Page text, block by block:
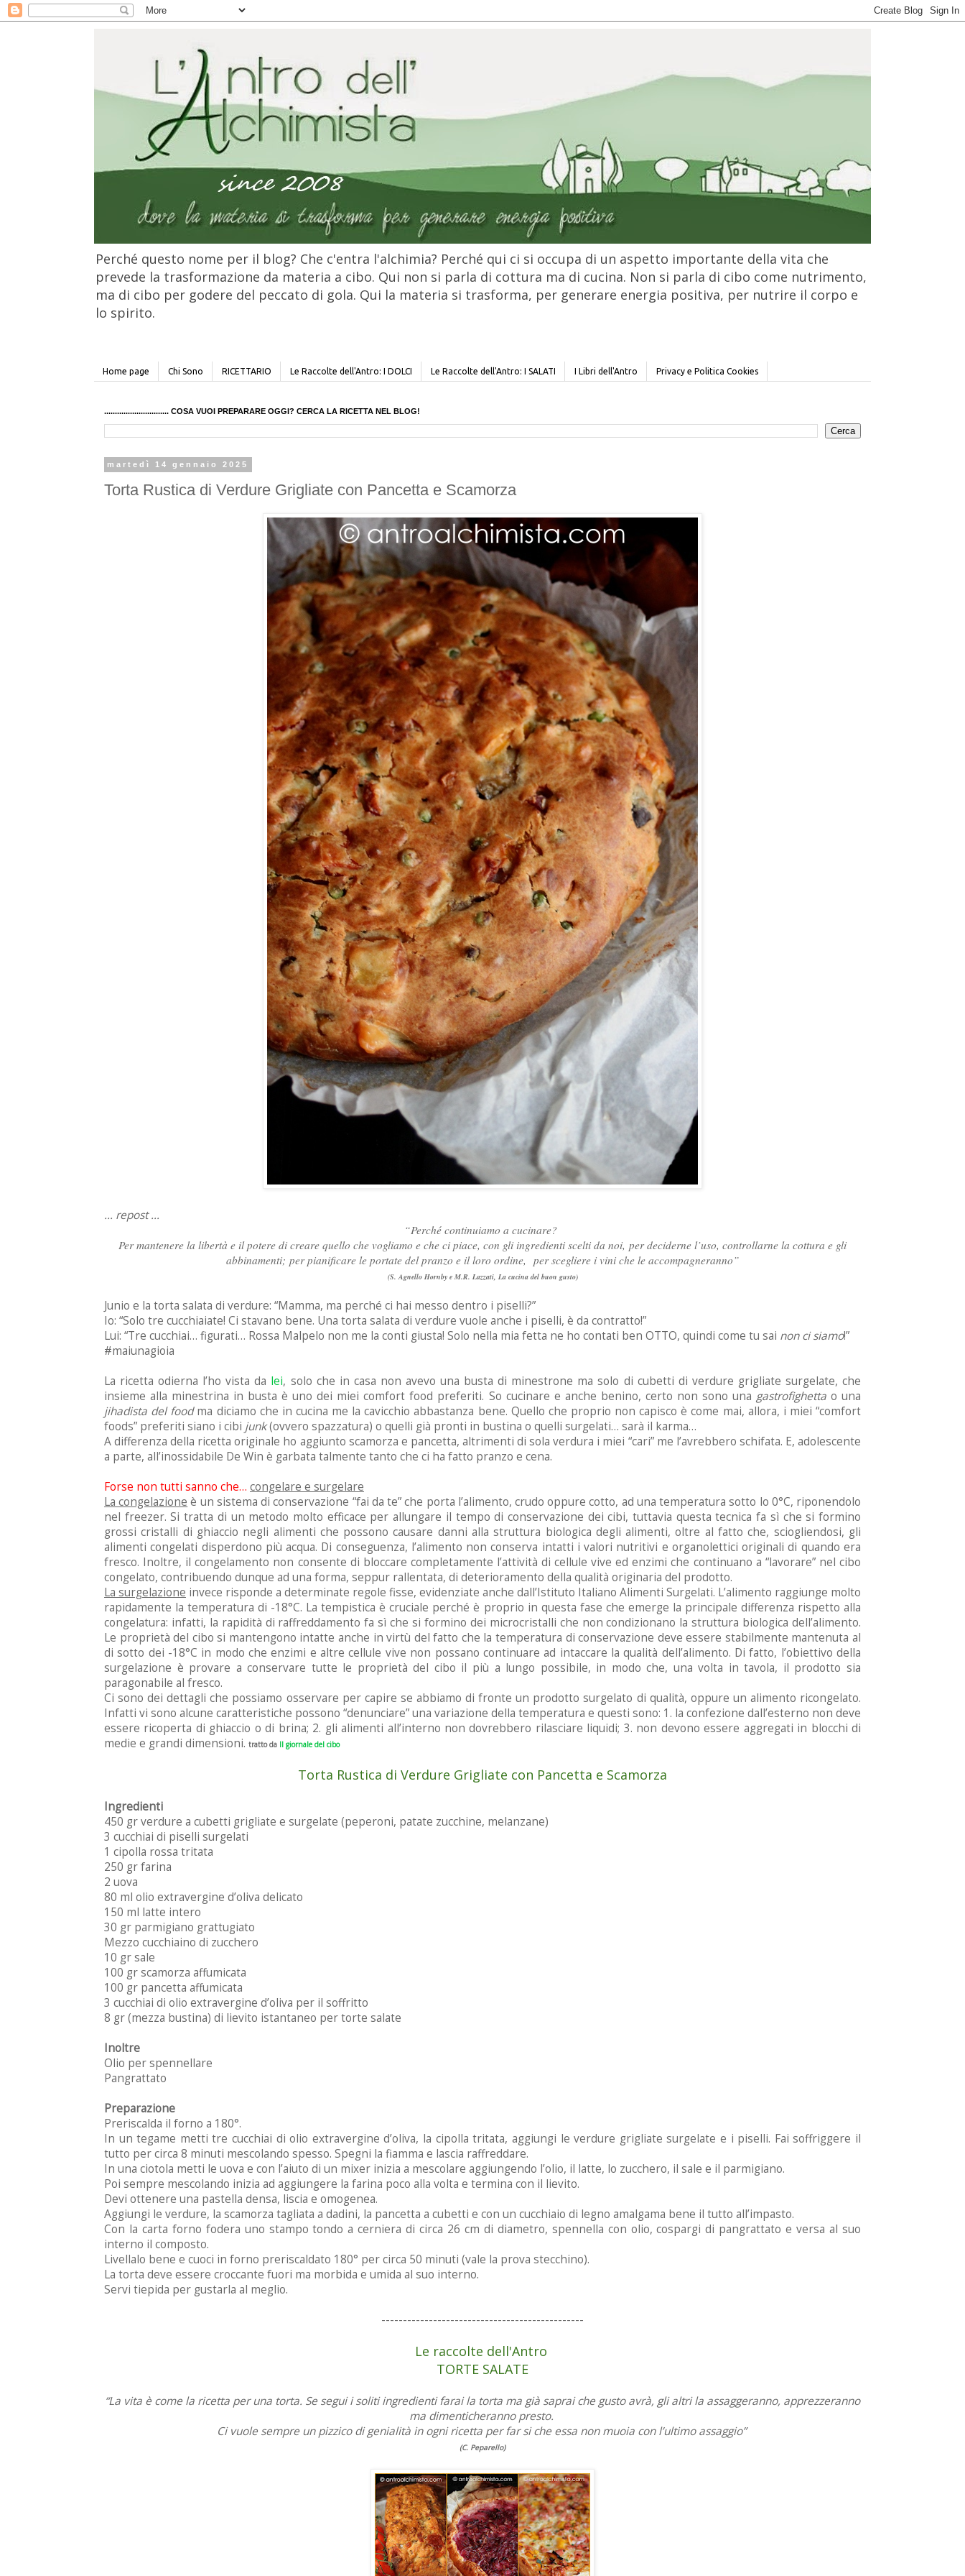
Perché questo nome per il blog? Che c'entra l'alchimia? Perché qui ci si occupa di un aspetto importante della vita che
prevede la trasformazione da materia a cibo. Qui non si parla di cottura ma di cucina. Non si parla di cibo come nutrimento,
ma di cibo per godere del peccato di gola. Qui la materia si trasforma, per generare energia positiva, per nutrire il corpo e
lo spirito.
Home page Chi Sono RICETTARIO Le Raccolte dell'Antro: I DOLCI Le Raccolte dell'Antro: I SALATI I Libri dell'Antro Privacy e Politica Cookies
.............................. COSA VUOI PREPARARE OGGI? CERCA LA RICETTA NEL BLOG!
martedì 14 gennaio 2025
Torta Rustica di Verdure Grigliate con Pancetta e Scamorza
... repost ...
“Perché continuiamo a cucinare?
Per mantenere la libertà e il potere di creare quello che vogliamo e che ci piace, con gli ingredienti scelti da noi, per deciderne l’uso, controllarne la cottura e gli
abbinamenti; per pianificare le portate del pranzo e il loro ordine, per scegliere i vini che le accompagneranno”
(S. Agnello Hornby e M.R. Lazzati, La cucina del buon gusto)
Junio e la torta salata di verdure: “Mamma, ma perché ci hai messo dentro i piselli?”
Io: “Solo tre cucchiaiate! Ci stavano bene. Una torta salata di verdure vuole anche i piselli, è da contratto!”
Lui: “Tre cucchiai… figurati… Rossa Malpelo non me la conti giusta! Solo nella mia fetta ne ho contati ben OTTO, quindi come tu sai non ci siamo!”
#maiunagioia
La ricetta odierna l’ho vista da lei, solo che in casa non avevo una busta di minestrone ma solo di cubetti di verdure grigliate surgelate, che
insieme alla minestrina in busta è uno dei miei comfort food preferiti. So cucinare e anche benino, certo non sono una gastrofighettao una
jihadista del foodma diciamo che in cucina me la cavicchio abbastanza bene. Quello che proprio non capisco è come mai, allora, i miei “comfort
foods” preferiti siano i cibi junk(ovvero spazzatura) o quelli già pronti in bustina o quelli surgelati… sarà il karma…
A differenza della ricetta originale ho aggiunto scamorza e pancetta, altrimenti di sola verdura i miei “cari” me l’avrebbero schifata. E, adolescente
a parte, all’inossidabile De Win è garbata talmente tanto che ci ha fatto pranzo e cena.
Forse non tutti sanno che… congelare e surgelare
La congelazione è un sistema di conservazione “fai da te” che porta l’alimento, crudo oppure cotto, ad una temperatura sotto lo 0°C, riponendolo
nel freezer. Si tratta di un metodo molto efficace per allungare il tempo di conservazione dei cibi, tuttavia questa tecnica fa sì che si formino
grossi cristalli di ghiaccio negli alimenti che possono causare danni alla struttura biologica degli alimenti, oltre al fatto che, sciogliendosi, gli
alimenti congelati disperdono più acqua. Di conseguenza, l’alimento non conserva intatti i valori nutritivi e organolettici originali di quando era
fresco. Inoltre, il congelamento non consente di bloccare completamente l’attività di cellule vive ed enzimi che continuano a “lavorare” nel cibo
congelato, contribuendo dunque ad una forma, seppur rallentata, di deterioramento della qualità originaria del prodotto.
La surgelazione invece risponde a determinate regole fisse, evidenziate anche dall’Istituto Italiano Alimenti Surgelati. L’alimento raggiunge molto
rapidamente la temperatura di -18°C. La tempistica è cruciale perché è proprio in questa fase che emerge la principale differenza rispetto alla
congelatura: infatti, la rapidità di raffreddamento fa sì che si formino dei microcristalli che non condizionano la struttura biologica dell’alimento.
Le proprietà del cibo si mantengono intatte anche in virtù del fatto che la temperatura di conservazione deve essere stabilmente mantenuta al
di sotto dei -18°C in modo che enzimi e altre cellule vive non possano continuare ad intaccare la qualità dell’alimento. Di fatto, l’obiettivo della
surgelazione è provare a conservare tutte le proprietà del cibo il più a lungo possibile, in modo che, una volta in tavola, il prodotto sia
paragonabile al fresco.
Ci sono dei dettagli che possiamo osservare per capire se abbiamo di fronte un prodotto surgelato di qualità, oppure un alimento ricongelato.
Infatti vi sono alcune caratteristiche possono “denunciare” una variazione della temperatura e questi sono: 1. la confezione dall’esterno non deve
essere ricoperta di ghiaccio o di brina; 2. gli alimenti all’interno non dovrebbero rilasciare liquidi; 3. non devono essere aggregati in blocchi di
medie e grandi dimensioni. tratto da Il giornale del cibo
Torta Rustica di Verdure Grigliate con Pancetta e Scamorza
Ingredienti
450 gr verdure a cubetti grigliate e surgelate (peperoni, patate zucchine, melanzane)
3 cucchiai di piselli surgelati
1 cipolla rossa tritata
250 gr farina
2 uova
80 ml olio extravergine d’oliva delicato
150 ml latte intero
30 gr parmigiano grattugiato
Mezzo cucchiaino di zucchero
10 gr sale
100 gr scamorza affumicata
100 gr pancetta affumicata
3 cucchiai di olio extravergine d’oliva per il soffritto
8 gr (mezza bustina) di lievito istantaneo per torte salate
Inoltre
Olio per spennellare
Pangrattato
Preparazione
Preriscalda il forno a 180°.
In un tegame metti tre cucchiai di olio extravergine d’oliva, la cipolla tritata, aggiungi le verdure grigliate surgelate e i piselli. Fai soffriggere il
tutto per circa 8 minuti mescolando spesso. Spegni la fiamma e lascia raffreddare.
In una ciotola metti le uova e con l’aiuto di un mixer inizia a mescolare aggiungendo l’olio, il latte, lo zucchero, il sale e il parmigiano.
Poi sempre mescolando inizia ad aggiungere la farina poco alla volta e termina con il lievito.
Devi ottenere una pastella densa, liscia e omogenea.
Aggiungi le verdure, la scamorza tagliata a dadini, la pancetta a cubetti e con un cucchiaio di legno amalgama bene il tutto all’impasto.
Con la carta forno fodera uno stampo tondo a cerniera di circa 26 cm di diametro, spennella con olio, cospargi di pangrattato e versa al suo
interno il composto.
Livellalo bene e cuoci in forno preriscaldato 180° per circa 50 minuti (vale la prova stecchino).
La torta deve essere croccante fuori ma morbida e umida al suo interno.
Servi tiepida per gustarla al meglio.
-----------------------------------------------
Le raccolte dell'Antro
TORTE SALATE
“La vita è come la ricetta per una torta. Se segui i soliti ingredienti farai la torta ma già saprai che gusto avrà, gli altri la assaggeranno, apprezzeranno
ma dimenticheranno presto.
Ci vuole sempre un pizzico di genialità in ogni ricetta per far si che essa non muoia con l’ultimo assaggio”
(C. Peparello)